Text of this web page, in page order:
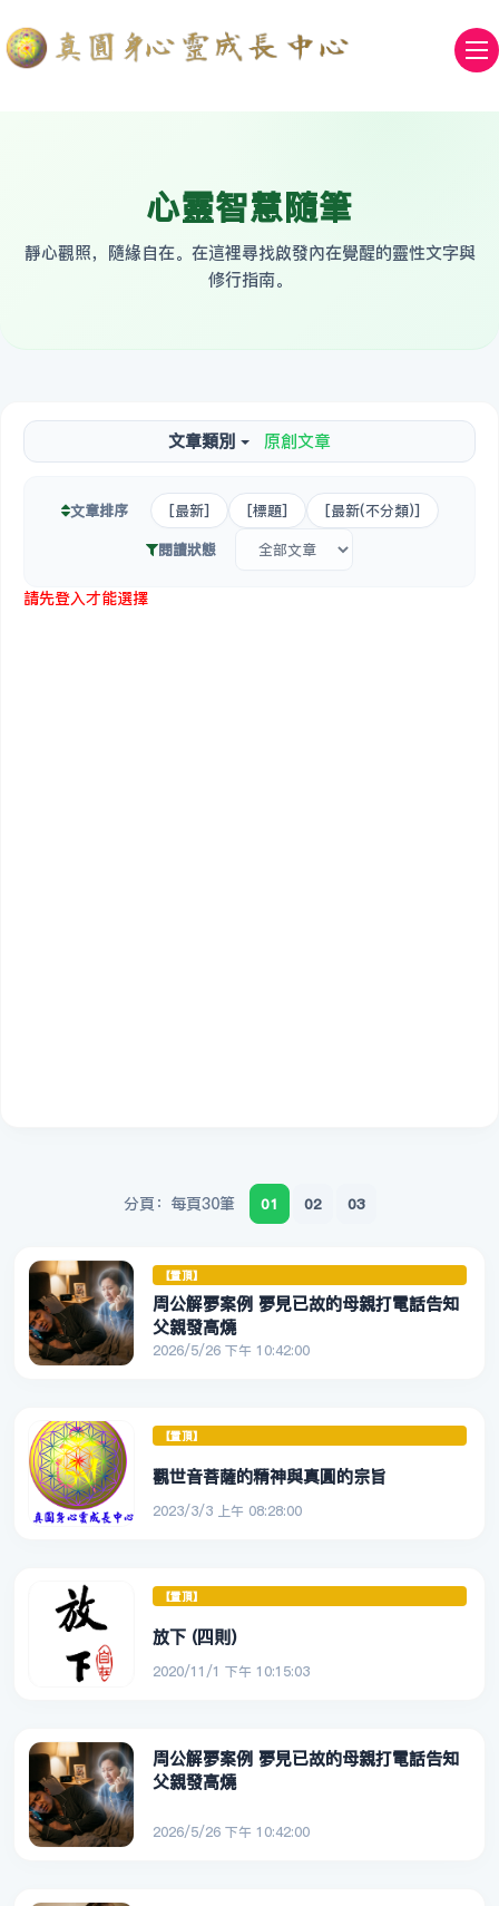
心靈智慧隨筆
靜心觀照，隨緣自在。在這裡尋找啟發內在覺醒的靈性文字與
修行指南。
文章類別 原創文章
文章排序 [最新] [標題]
[最新(不分類)]
閱讀狀態
請先登入才能選擇
分頁：每頁30筆 01 02 03
【置頂】
周公解夢案例 夢見已故的母親打電話告知
父親發高燒
2026/5/26 下午 10:42:00
【置頂】
觀世音菩薩的精神與真圓的宗旨
2023/3/3 上午 08:28:00
【置頂】
放下 (四則)
2020/11/1 下午 10:15:03
周公解夢案例 夢見已故的母親打電話告知
父親發高燒
2026/5/26 下午 10:42:00